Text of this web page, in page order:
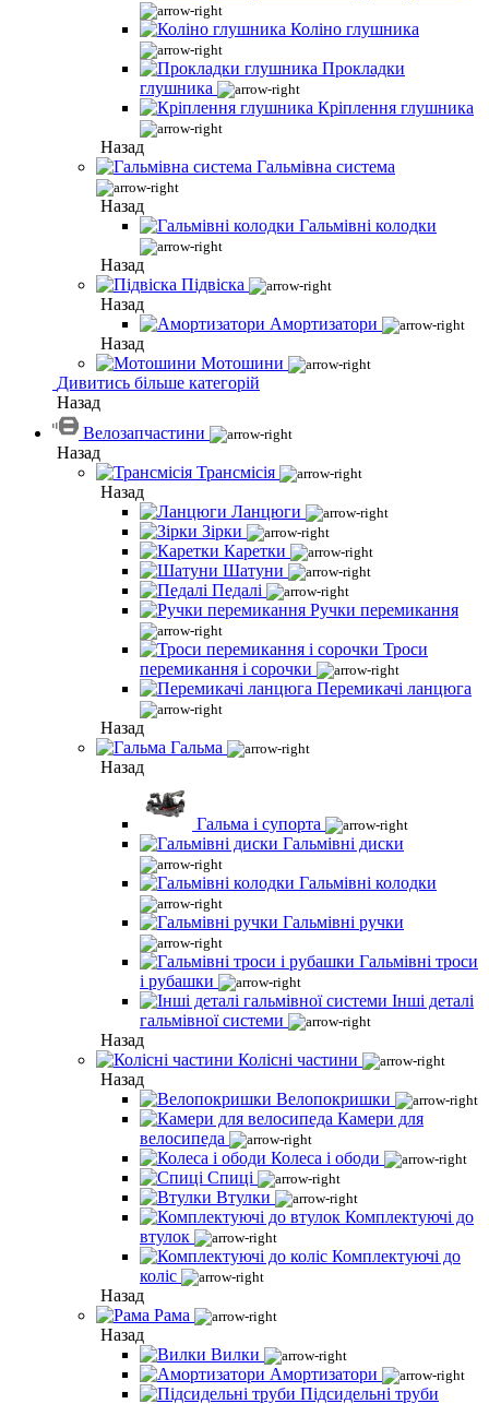
Коліно глушника
Прокладки
глушника
Кріплення глушника
Назад
Гальмівна система
Назад
Гальмівні колодки
Назад
Підвіска
Назад
Амортизатори
Назад
Мотошини
Дивитись більше категорій
Назад
Велозапчастини
Назад
Трансмісія
Назад
Ланцюги
Зірки
Каретки
Шатуни
Педалі
Ручки перемикання
Троси
перемикання і сорочки
Перемикачі ланцюга
Назад
Гальма
Назад
Гальма і супорта
Гальмівні диски
Гальмівні колодки
Гальмівні ручки
Гальмівні троси
і рубашки
Інші деталі
гальмівної системи
Назад
Колісні частини
Назад
Велопокришки
Камери для
велосипеда
Колеса і ободи
Спиці
Втулки
Комплектуючі до
втулок
Комплектуючі до
коліс
Назад
Рама
Назад
Вилки
Амортизатори
Підсидельні труби